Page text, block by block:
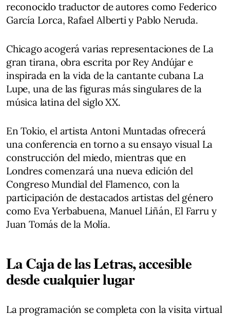
reconocido traductor de autores como Federico
García Lorca, Rafael Alberti y Pablo Neruda.
Chicago acogerá varias representaciones de La
gran tirana, obra escrita por Rey Andújar e
inspirada en la vida de la cantante cubana La
Lupe, una de las figuras más singulares de la
música latina del siglo XX.
En Tokio, el artista Antoni Muntadas ofrecerá
una conferencia en torno a su ensayo visual La
construcción del miedo, mientras que en
Londres comenzará una nueva edición del
Congreso Mundial del Flamenco, con la
participación de destacados artistas del género
como Eva Yerbabuena, Manuel Liñán, El Farru y
Juan Tomás de la Molía.
La Caja de las Letras, accesible
desde cualquier lugar
La programación se completa con la visita virtual